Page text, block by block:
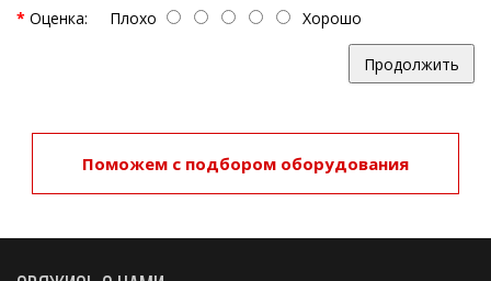
Оценка: Плохо Хорошо
Продолжить
Поможем с подбором оборудования